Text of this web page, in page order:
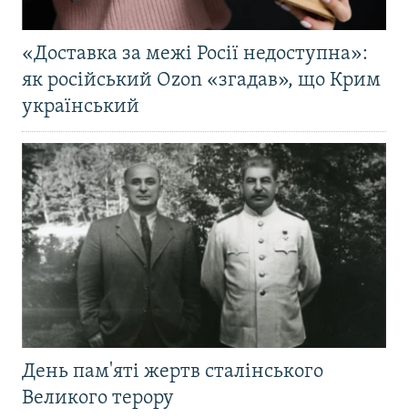
«Доставка за межі Росії недоступна»:
як російський Ozon «згадав», що Крим
український
День пам'яті жертв сталінського
Великого терору